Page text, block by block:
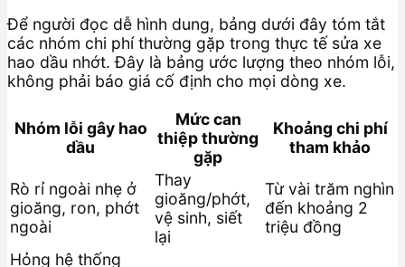
Để người đọc dễ hình dung, bảng dưới đây tóm tắt
các nhóm chi phí thường gặp trong thực tế sửa xe
hao dầu nhớt. Đây là bảng ước lượng theo nhóm lỗi,
không phải báo giá cố định cho mọi dòng xe.
Nhóm lỗi gây hao
dầu
Mức can
thiệp thường
gặp
Khoảng chi phí
tham khảo
Rò rỉ ngoài nhẹ ở
gioăng, ron, phớt
ngoài
Thay
gioăng/phớt,
vệ sinh, siết
lại
Từ vài trăm nghìn
đến khoảng 2
triệu đồng
Hỏng hệ thống